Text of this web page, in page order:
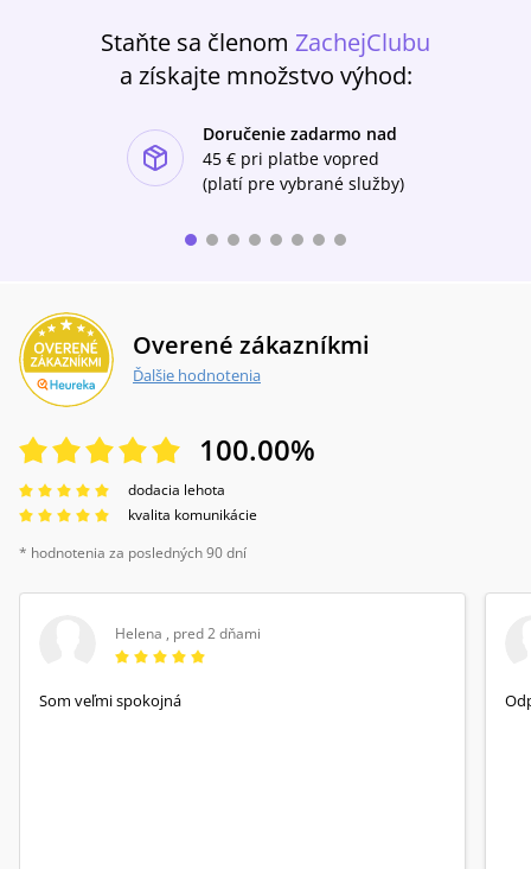
Staňte sa členom ZachejClubu
a získajte množstvo výhod:
Doručenie zadarmo nad
45 € pri platbe vopred
(platí pre vybrané služby)
Overené zákazníkmi
Ďalšie hodnotenia
100.00%
dodacia lehota
kvalita komunikácie
* hodnotenia za posledných 90 dní
Helena , pred 2 dňami
Som veľmi spokojná